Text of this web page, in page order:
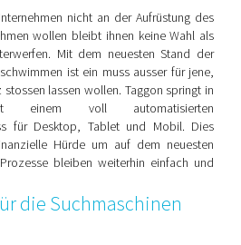
nicht an der Aufrüstung des
wollen bleibt ihnen keine Wahl als
Mit dem neuesten Stand der
ist ein muss ausser für jene,
lassen wollen. Taggon springt in
einem voll automatisierten
für Desktop, Tablet und Mobil. Dies
Hürde um auf dem neuesten
bleiben weiterhin einfach und
die Suchmaschinen